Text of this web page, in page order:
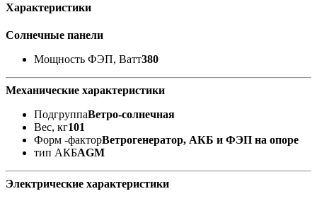
Характеристики
Солнечные панели
Мощность ФЭП, Ватт380
Механические характеристики
ПодгруппаВетро-солнечная
Вес, кг101
Форм -факторВетрогенератор, АКБ и ФЭП на опоре
тип АКБAGM
Электрические характеристики